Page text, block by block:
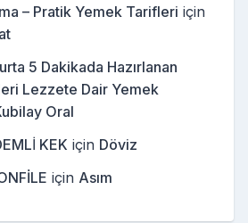
– Pratik Yemek Tarifleri için
5 Dakikada Hazırlanan
Lezzete Dair Yemek
Oral
KEK için Döviz
için Asım